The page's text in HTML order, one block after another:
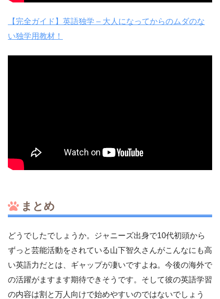
【完全ガイド】英語独学 – 大人になってからのムダのな
い独学用教材！
まとめ
どうでしたでしょうか。ジャニーズ出身で10代初頭から
ずっと芸能活動をされている山下智久さんがこんなにも高
い英語力だとは、ギャップが凄いですよね。今後の海外で
の活躍がますます期待できそうです。そして彼の英語学習
の内容は割と万人向けで始めやすいのではないでしょう